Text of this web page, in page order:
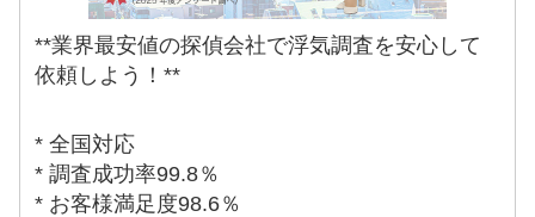
**業界最安値の探偵会社で浮気調査を安心して
依頼しよう！**
* 全国対応
* 調査成功率99.8％
* お客様満足度98.6％